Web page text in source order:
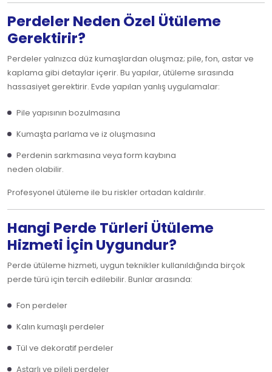
Perdeler Neden Özel Ütüleme
Gerektirir?
Perdeler yalnızca düz kumaşlardan oluşmaz; pile, fon, astar ve
kaplama gibi detaylar içerir. Bu yapılar, ütüleme sırasında
hassasiyet gerektirir. Evde yapılan yanlış uygulamalar:
Pile yapısının bozulmasına
Kumaşta parlama ve iz oluşmasına
Perdenin sarkmasına veya form kaybına
neden olabilir.
Profesyonel ütüleme ile bu riskler ortadan kaldırılır.
Hangi Perde Türleri Ütüleme
Hizmeti İçin Uygundur?
Perde ütüleme hizmeti, uygun teknikler kullanıldığında birçok
perde türü için tercih edilebilir. Bunlar arasında:
Fon perdeler
Kalın kumaşlı perdeler
Tül ve dekoratif perdeler
Astarlı ve pileli perdeler